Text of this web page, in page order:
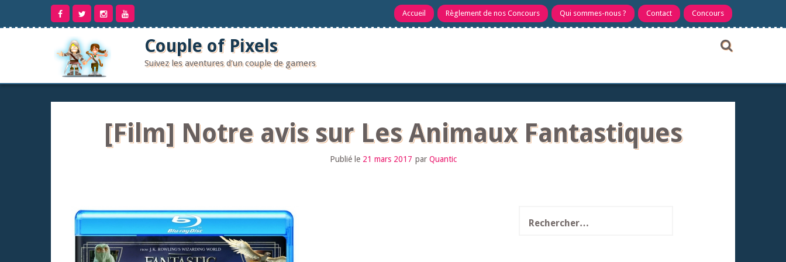
contenu
Accueil Règlement de nos Concours Qui sommes-nous ? Contact Concours
Couple of Pixels
Suivez les aventures d'un couple de gamers
[Film] Notre avis sur Les Animaux Fantastiques
Publié le 21 mars 2017 par Quantic